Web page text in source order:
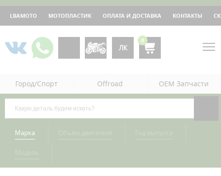
LBAMOTO МОТОПЛАСТИК ОПЛАТА И ДОСТАВКА КОНТАКТЫ
ЛК
0
Город/Спорт Offroad OEM Запчасти
Марка